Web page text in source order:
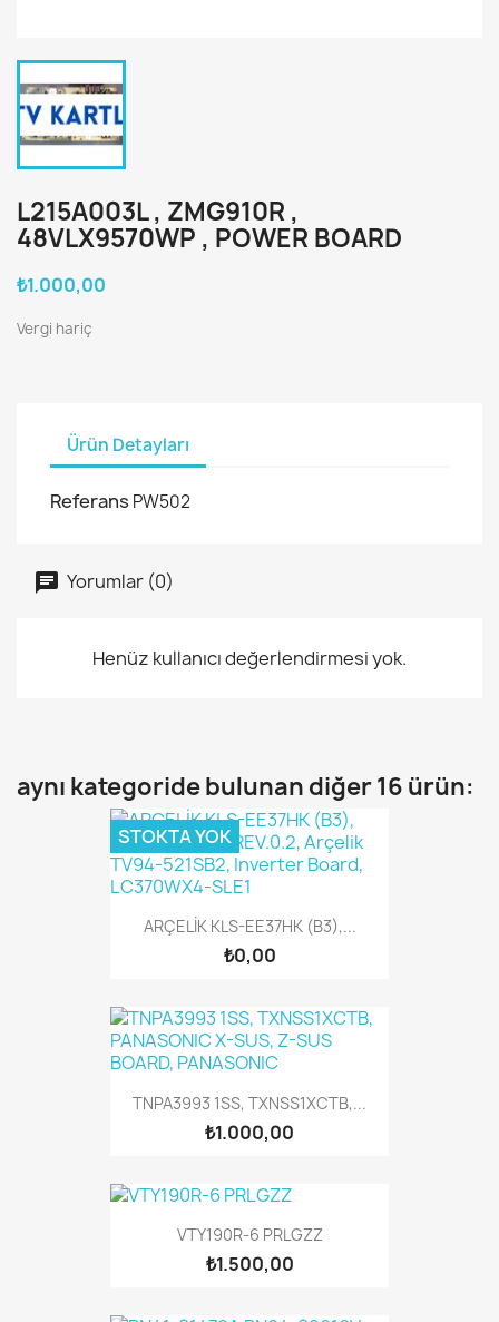
L215A003L , ZMG910R ,
48VLX9570WP , POWER BOARD
₺1.000,00
Vergi hariç
Ürün Detayları
Referans PW502
Yorumlar (0)
Henüz kullanıcı değerlendirmesi yok.
aynı kategoride bulunan diğer 16 ürün:
ARÇELİK KLS-EE37HK (B3),...
₺0,00
STOKTA YOK
TNPA3993 1SS, TXNSS1XCTB,...
₺1.000,00
VTY190R-6 PRLGZZ
₺1.500,00